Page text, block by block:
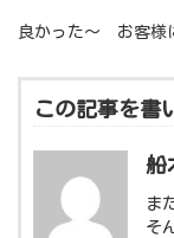
良かった～ お客様
この記事を書
船
ま
そ